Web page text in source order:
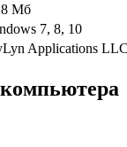
Мб
7, 8, 10
Applications LLC